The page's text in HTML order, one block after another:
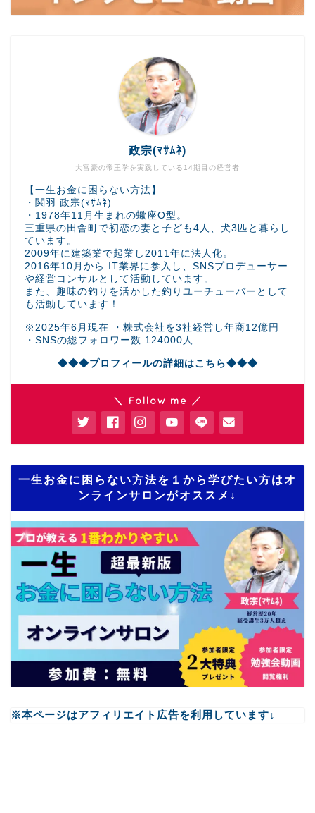
大富豪の帝王学を実践している14期目の経営者
政宗(ﾏｻﾑﾈ)
【一生お金に困らない方法】
・関羽 政宗(ﾏｻﾑﾈ)
・1978年11月生まれの蠍座O型。
三重県の田舎町で初恋の妻と子ども4人、犬3匹と暮らし
ています。
2009年に建築業で起業し2011年に法人化。
2016年10月から IT業界に参入し、SNSプロデューサー
や経営コンサルとして活動しています。
また、趣味の釣りを活かした釣りユーチューバーとして
も活動しています！
※2025年6月現在 ・株式会社を3社経営し年商12億円
・SNSの総フォロワー数 124000人
◆◆◆プロフィールの詳細はこちら◆◆◆
＼ Follow me ／
一生お金に困らない方法を１から学びたい方はオ
ンラインサロンがオススメ↓
※本ページはアフィリエイト広告を利用しています↓